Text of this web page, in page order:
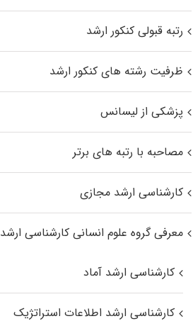
رتبه قبولی کنکور ارشد
ظرفیت رشته های کنکور ارشد
پزشکی از لیسانس
مصاحبه با رتبه های برتر
کارشناسی ارشد مجازی
معرفی گروه علوم انسانی کارشناسی ارشد
کارشناسی ارشد آماد
کارشناسی ارشد اطلاعات استراتژیک